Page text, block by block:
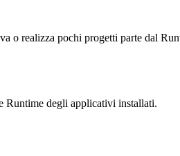
o realizza pochi progetti parte dal
Runtime degli applicativi installati.